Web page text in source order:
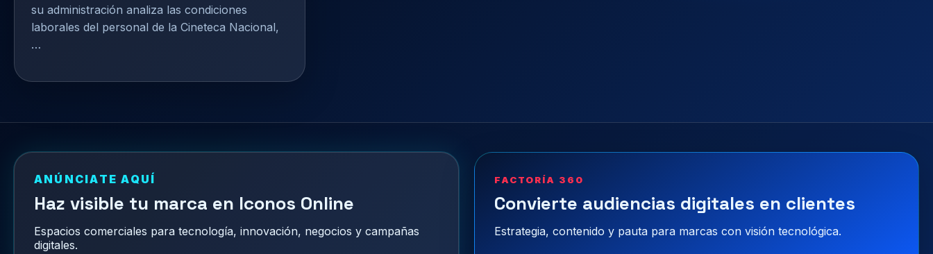
su administración analiza las condiciones
laborales del personal de la Cineteca Nacional,
…
ANÚNCIATE AQUÍ
Haz visible tu marca en Iconos Online
Espacios comerciales para tecnología, innovación, negocios y campañas
digitales.
FACTORÍA 360
Convierte audiencias digitales en clientes
Estrategia, contenido y pauta para marcas con visión tecnológica.